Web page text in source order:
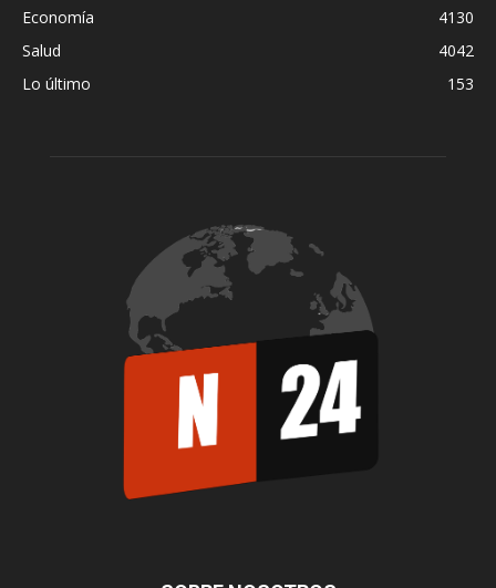
Economía
4130
Salud
4042
Lo último
153